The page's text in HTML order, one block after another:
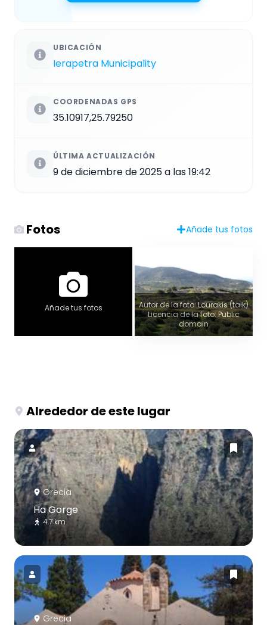
UBICACIÓN
Ierapetra Municipality
COORDENADAS GPS
35.10917,25.79250
ÚLTIMA ACTUALIZACIÓN
9 de diciembre de 2025 a las 19:42
Fotos Añade tus fotos
Añade tus fotos
Autor de la foto: Lourakis (talk)
Licencia de la foto: Public
domain
Alrededor de este lugar
Grecia
Ha Gorge
4.7 km
Grecia